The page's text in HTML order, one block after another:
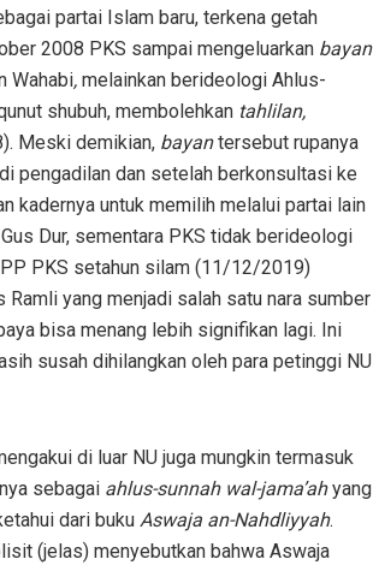
partai Islam baru, terkena getah
2008 PKS sampai mengeluarkan bayan
Wahabi, melainkan berideologi Ahlus-
shubuh, membolehkan tahlilan,
Meski demikian, bayantersebut rupanya
pengadilan dan setelah berkonsultasi ke
kadernya untuk memilih melalui partai lain
Dur, sementara PKS tidak berideologi
PKS setahun silam (11/12/2019)
yang menjadi salah satu nara sumber
bisa menang lebih signifikan lagi. Ini
susah dihilangkan oleh para petinggi NU
di luar NU juga mungkin termasuk
sebagai ahlus-sunnah wal-jama’ahyang
dari buku Aswaja an-Nahdliyyah.
(jelas) menyebutkan bahwa Aswaja